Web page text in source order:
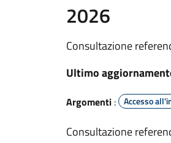
2026
Consultazione
Ultimo
Argomenti : Accesso
Consultazione